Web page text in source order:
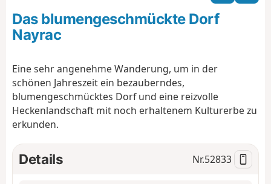
o
n
o
Das blumengeschmückte Dorf
Nayrac
Eine sehr angenehme Wanderung, um in der
schönen Jahreszeit ein bezauberndes,
blumengeschmücktes Dorf und eine reizvolle
Heckenlandschaft mit noch erhaltenem Kulturerbe zu
erkunden.
Details Nr.52833